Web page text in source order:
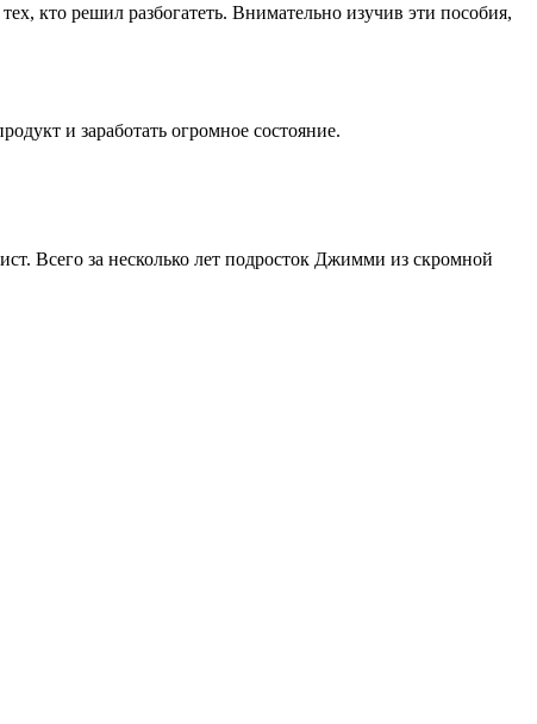
кто решил разбогатеть. Внимательно изучив эти пособия,
и заработать огромное состояние.
Всего за несколько лет подросток Джимми из скромной